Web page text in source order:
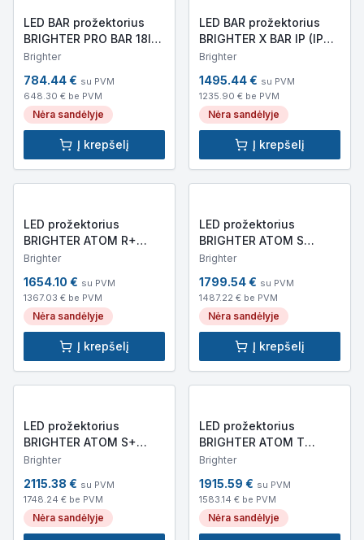
LED BAR prožektorius
BRIGHTER PRO BAR 18IP
(IP65, 7185lm,
Brighter
784.44€ su PVM
648.30 € be PVM
Nėra sandėlyje
Į krepšelį
LED BAR prožektorius
BRIGHTER X BAR IP (IP65,
7200lm,
Brighter
1495.44€ su PVM
1235.90 € be PVM
Nėra sandėlyje
Į krepšelį
LED prožektorius
BRIGHTER ATOM R+
(IP65, 45 000lm,
Brighter
1654.10 € su PVM
1367.03 € be PVM
Nėra sandėlyje
Į krepšelį
LED prožektorius
BRIGHTER ATOM S
*NEW (IP65, 55 320lm,
Brighter
1799.54€ su PVM
1487.22 € be PVM
Nėra sandėlyje
Į krepšelį
LED prožektorius
BRIGHTER ATOM S+
*NEW (IP65, 47 500lm,
Brighter
2115.38 € su PVM
1748.24 € be PVM
Nėra sandėlyje
LED prožektorius
BRIGHTER ATOM T
*NEW (IP65, 77 991lm,
10,6kg)
Brighter
1915.59 € su PVM
1583.14 € be PVM
Nėra sandėlyje